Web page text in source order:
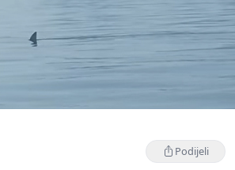
Podijeli